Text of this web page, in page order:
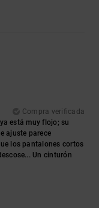
Compra verificada
está muy flojo; su
ajuste parece
los pantalones cortos
Un cinturón